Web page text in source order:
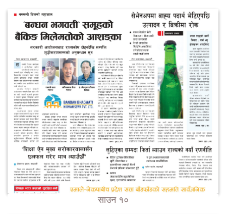
साउन १०